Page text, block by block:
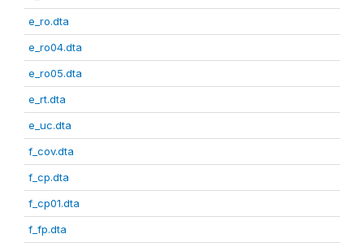
e_ro.dta
e_ro04.dta
e_ro05.dta
e_rt.dta
e_uc.dta
f_cov.dta
f_cp.dta
f_cp01.dta
f_fp.dta